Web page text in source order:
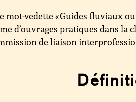
mot-vedette « Guides fluviaux
d’ouvrages pratiques dans la
de liaison